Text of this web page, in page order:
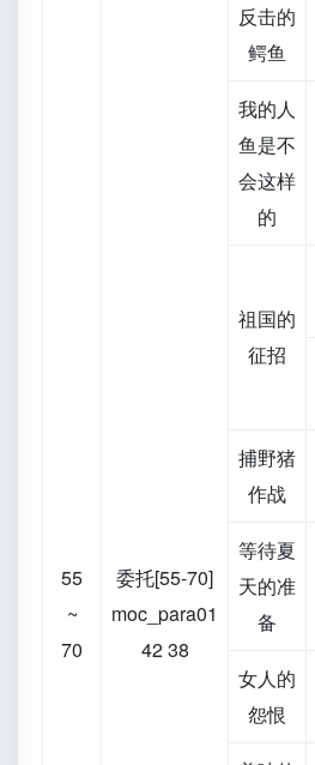
55
~
70
委托[55-70]
moc_para01
42 38
反击的
鳄鱼
我的人
鱼是不
会这样
的
祖国的
征招
捕野猪
作战
等待夏
天的准
备
女人的
怨恨